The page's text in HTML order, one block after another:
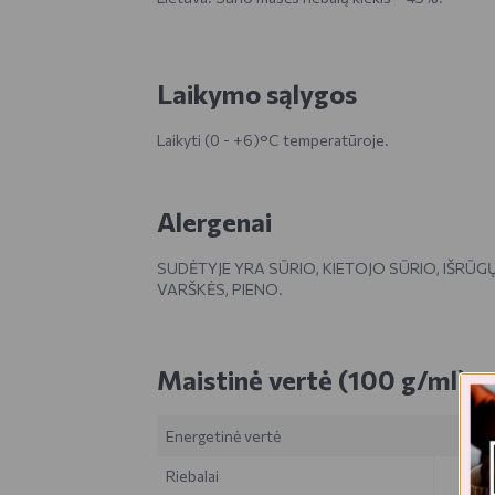
Laikymo sąlygos
Laikyti (0 - +6)°C temperatūroje.
Alergenai
SUDĖTYJE YRA SŪRIO, KIETOJO SŪRIO,
VARŠKĖS, PIENO.
Maistinė vertė (100 g/ml)
Energetinė vertė
Riebalai